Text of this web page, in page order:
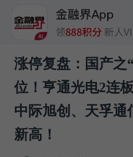
涨停复盘：国产之
位！亨通光电2连
中际旭创、天孚通
新高！